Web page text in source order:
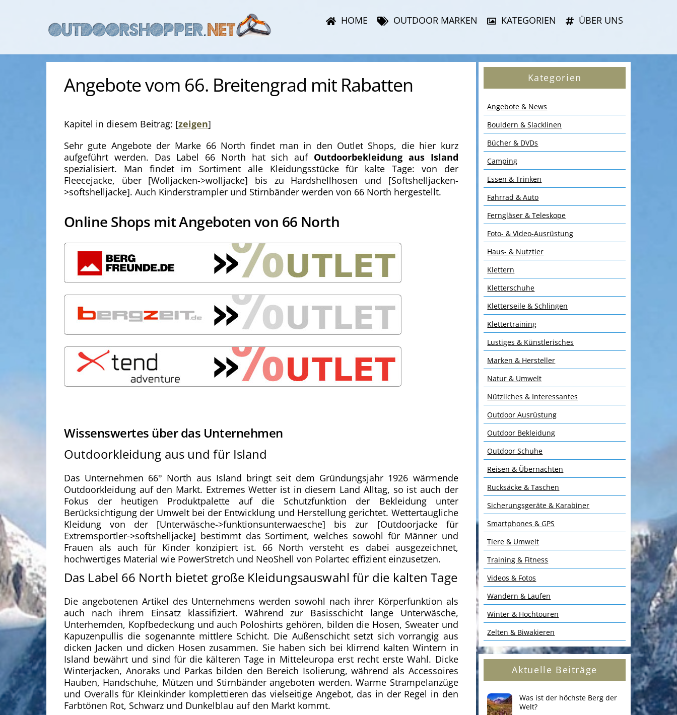
HOME OUTDOOR MARKEN KATEGORIEN ÜBER UNS
Angebote vom 66. Breitengrad mit Rabatten
Kapitel in diesem Beitrag: [zeigen]
Sehr gute Angebote der Marke 66 North findet man in den Outlet Shops, die hier kurz
aufgeführt werden. Das Label 66 North hat sich auf Outdoorbekleidung aus Island
spezialisiert. Man findet im Sortiment alle Kleidungsstücke für kalte Tage: von der
Fleecejacke, über [Wolljacken->wolljacke] bis zu Hardshellhosen und [Softshelljacken-
>softshelljacke]. Auch Kinderstrampler und Stirnbänder werden von 66 North hergestellt.
Online Shops mit Angeboten von 66 North
Wissenswertes über das Unternehmen
Outdoorkleidung aus und für Island
Das Unternehmen 66° North aus Island bringt seit dem Gründungsjahr 1926 wärmende
Outdoorkleidung auf den Markt. Extremes Wetter ist in diesem Land Alltag, so ist auch der
Fokus der heutigen Produktpalette auf die Schutzfunktion der Bekleidung unter
Berücksichtigung der Umwelt bei der Entwicklung und Herstellung gerichtet. Wettertaugliche
Kleidung von der [Unterwäsche->funktionsunterwaesche] bis zur [Outdoorjacke für
Extremsportler->softshelljacke] bestimmt das Sortiment, welches sowohl für Männer und
Frauen als auch für Kinder konzipiert ist. 66 North versteht es dabei ausgezeichnet,
hochwertiges Material wie PowerStretch und NeoShell von Polartec effizient einzusetzen.
Das Label 66 North bietet große Kleidungsauswahl für die kalten Tage
Die angebotenen Artikel des Unternehmens werden sowohl nach ihrer Körperfunktion als
auch nach ihrem Einsatz klassifiziert. Während zur Basisschicht lange Unterwäsche,
Unterhemden, Kopfbedeckung und auch Poloshirts gehören, bilden die Hosen, Sweater und
Kapuzenpullis die sogenannte mittlere Schicht. Die Außenschicht setzt sich vorrangig aus
dicken Jacken und dicken Hosen zusammen. Sie haben sich bei klirrend kalten Wintern in
Island bewährt und sind für die kälteren Tage in Mitteleuropa erst recht erste Wahl. Dicke
Winterjacken, Anoraks und Parkas bilden den Bereich Isolierung, während als Accessoires
Hauben, Handschuhe, Mützen und Stirnbänder angeboten werden. Warme Strampelanzüge
und Overalls für Kleinkinder komplettieren das vielseitige Angebot, das in der Regel in den
Farbtönen Rot, Schwarz und Dunkelblau auf den Markt kommt.
Kategorien
Angebote & News
Bouldern & Slacklinen
Bücher & DVDs
Camping
Essen & Trinken
Fahrrad & Auto
Ferngläser & Teleskope
Foto- & Video-Ausrüstung
Haus- & Nutztier
Klettern
Kletterschuhe
Kletterseile & Schlingen
Klettertraining
Lustiges & Künstlerisches
Marken & Hersteller
Natur & Umwelt
Nützliches & Interessantes
Outdoor Ausrüstung
Outdoor Bekleidung
Outdoor Schuhe
Reisen & Übernachten
Rucksäcke & Taschen
Sicherungsgeräte & Karabiner
Smartphones & GPS
Tiere & Umwelt
Training & Fitness
Videos & Fotos
Wandern & Laufen
Winter & Hochtouren
Zelten & Biwakieren
Aktuelle Beiträge
Was ist der höchste Berg der
Welt?